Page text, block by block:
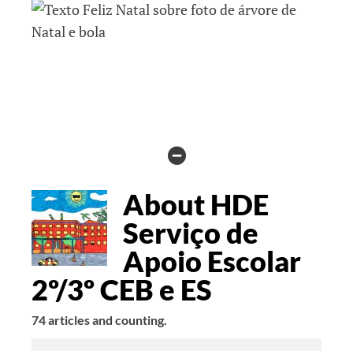
AUTHOR
BIO
About HDE
Serviço de
Apoio Escolar
2º/3º CEB e ES
74 articles and counting.